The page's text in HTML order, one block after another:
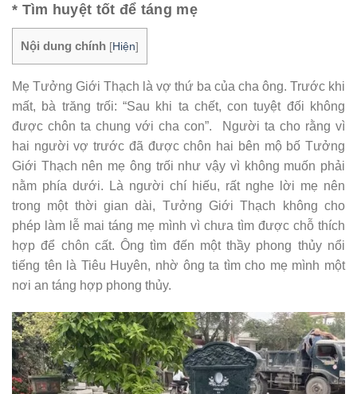
* Tìm huyệt tốt để táng mẹ
Nội dung chính [Hiện]
Mẹ Tưởng Giới Thạch là vợ thứ ba của cha ông. Trước khi
mất, bà trăng trối: “Sau khi ta chết, con tuyệt đối không
được chôn ta chung với cha con”. Người ta cho rằng vì
hai người vợ trước đã được chôn hai bên mộ bố Tưởng
Giới Thạch nên mẹ ông trối như vậy vì không muốn phải
nằm phía dưới. Là người chí hiếu, rất nghe lời mẹ nên
trong một thời gian dài, Tưởng Giới Thạch không cho
phép làm lễ mai táng mẹ mình vì chưa tìm được chỗ thích
hợp để chôn cất. Ông tìm đến một thầy phong thủy nổi
tiếng tên là Tiêu Huyên, nhờ ông ta tìm cho mẹ mình một
nơi an táng hợp phong thủy.